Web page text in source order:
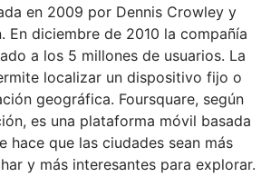
en 2009 por Dennis Crowley y
En diciembre de 2010 la compañía
a los 5 millones de usuarios. La
localizar un dispositivo fijo o
geográfica. Foursquare, según
es una plataforma móvil basada
hace que las ciudades sean más
y más interesantes para explorar.